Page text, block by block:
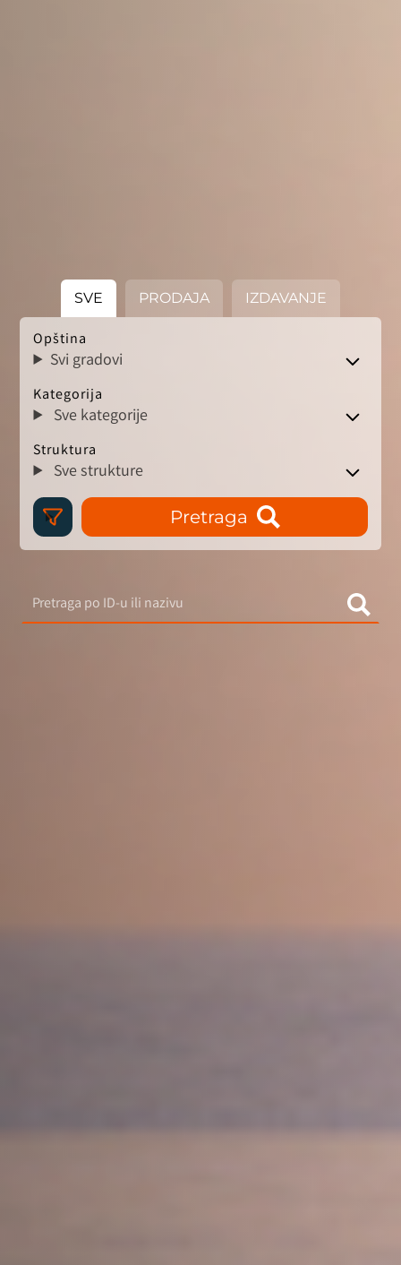
SVE PRODAJA IZDAVANJE
Opština
Svi gradovi
Kategorija
Sve kategorije
Struktura
Sve strukture
Pretraga